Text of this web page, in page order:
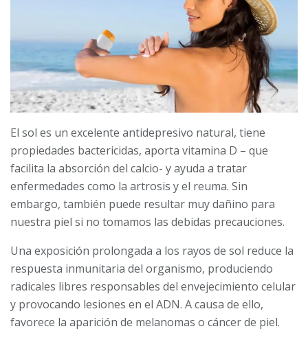
El sol es un excelente antidepresivo natural, tiene
propiedades bactericidas, aporta vitamina D – que
facilita la absorción del calcio- y ayuda a tratar
enfermedades como la artrosis y el reuma. Sin
embargo, también puede resultar muy dañino para
nuestra piel si no tomamos las debidas precauciones.
Una exposición prolongada a los rayos de sol reduce la
respuesta inmunitaria del organismo, produciendo
radicales libres responsables del envejecimiento celular
y provocando lesiones en el ADN. A causa de ello,
favorece la aparición de melanomas o cáncer de piel.